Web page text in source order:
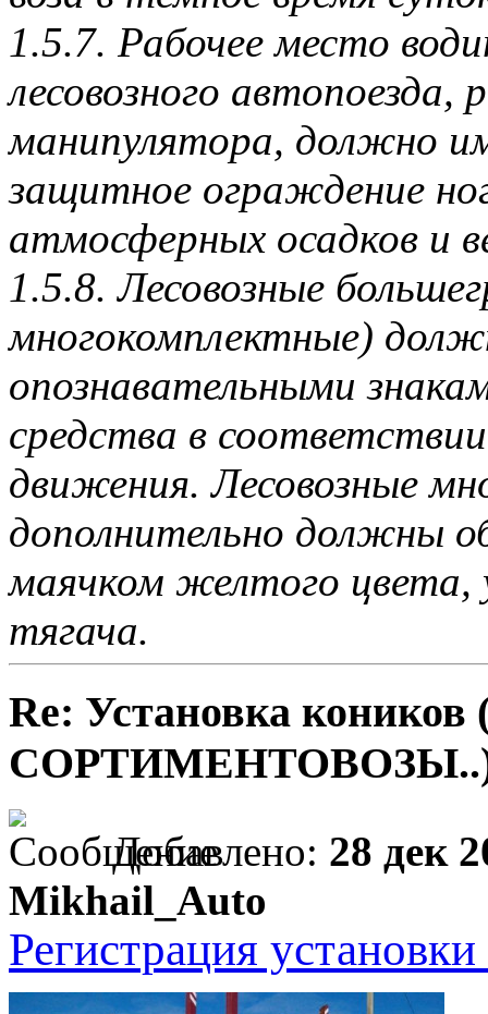
1.5.7. Рабочее место
лесовозного автопоезда,
манипулятора, должно
защитное ограждение
атмосферных осадков и
1.5.8. Лесовозные
многокомплектные)
опознавательными
средства в
движения. Лесовозные
дополнительно должны
маячком желтого цвета,
тягача.
Re: Установка
Добавлено: 28 дек
Mikhail_Auto
Регистрация